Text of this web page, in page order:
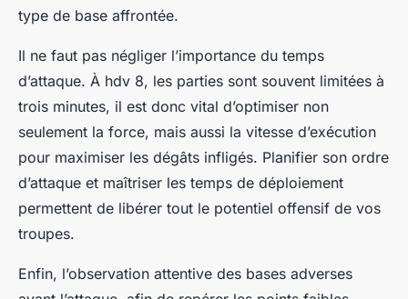
type de base affrontée.
Il ne faut pas négliger l’importance du temps
d’attaque. À hdv 8, les parties sont souvent limitées à
trois minutes, il est donc vital d’optimiser non
seulement la force, mais aussi la vitesse d’exécution
pour maximiser les dégâts infligés. Planifier son ordre
d’attaque et maîtriser les temps de déploiement
permettent de libérer tout le potentiel offensif de vos
troupes.
Enfin, l’observation attentive des bases adverses